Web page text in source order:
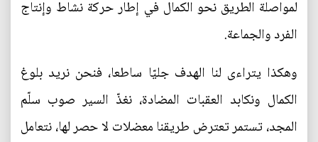
لمواصلة الطريق نحو الكمال في إطار حركة نشاط وإنتاج
الفرد والجماعة.
وهكذا يتراءى لنا الهدف جليّا ساطعا، فنحن نريد بلوغ
الكمال ونكابد العقبات المضادة، نغذّ السير صوب سلّم
المجد، تستمر تعترض طريقنا معضلات لا حصر لها، نتعامل